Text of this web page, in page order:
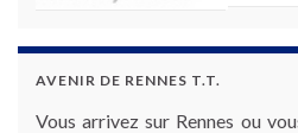
AVENIR DE RENNES T.T.
Vous arrivez sur Rennes ou